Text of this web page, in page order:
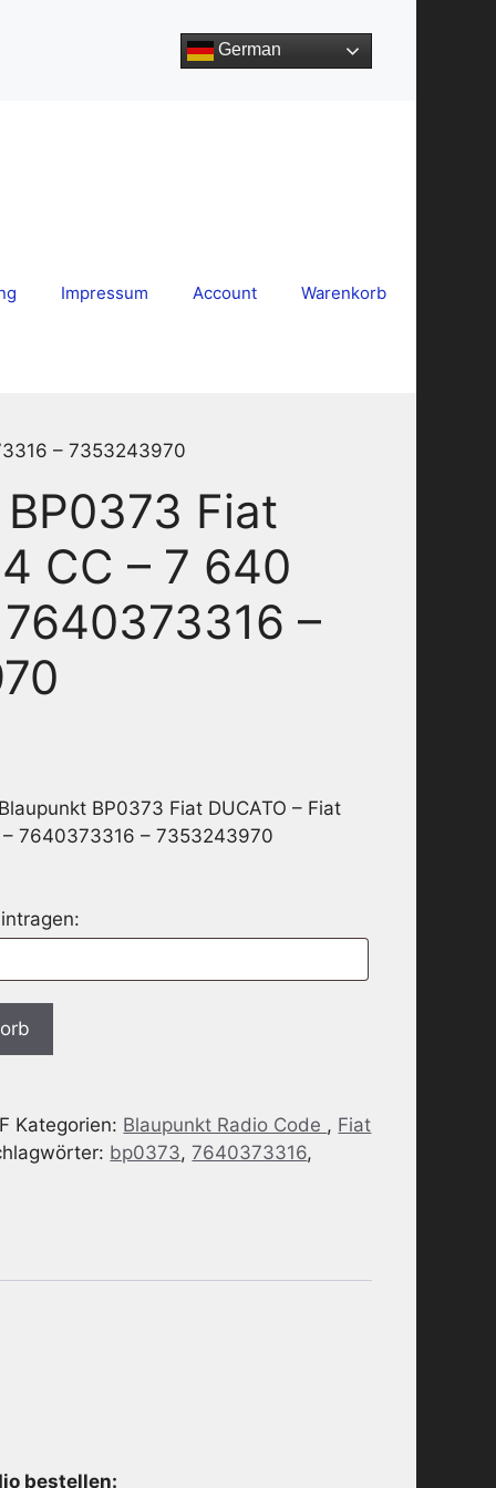
German
Impressum Account Warenkorb
– 7353243970
Fiat
CC – 7 640
–
BP0373 Fiat DUCATO – Fiat
7640373316 – 7353243970
Kategorien: Blaupunkt Radio Code , Fiat
bp0373,7640373316,
bestellen: